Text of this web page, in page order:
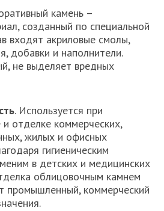
камень –
созданный по специальной
входят акриловые смолы,
добавки и наполнители.
не выделяет вредных
. Используется при
и отделке коммерческих,
жилых и офисных
гигиеническим
в детских и медицинских
облицовочным камнем
промышленный, коммерческий